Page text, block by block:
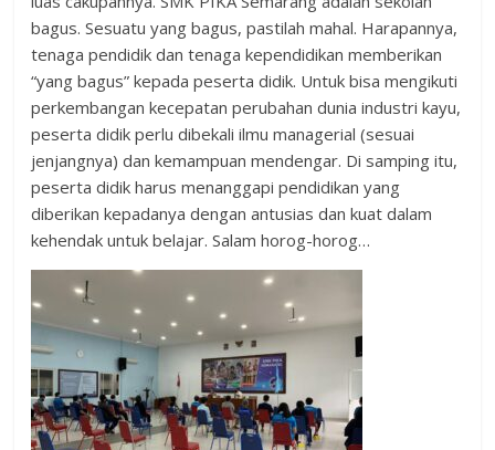
bagus. Sesuatu yang bagus, pastilah mahal. Harapannya,
tenaga pendidik dan tenaga kependidikan memberikan
“yang bagus” kepada peserta didik. Untuk bisa mengikuti
perkembangan kecepatan perubahan dunia industri kayu,
peserta didik perlu dibekali ilmu managerial (sesuai
jenjangnya) dan kemampuan mendengar. Di samping itu,
peserta didik harus menanggapi pendidikan yang
diberikan kepadanya dengan antusias dan kuat dalam
kehendak untuk belajar. Salam horog-horog…